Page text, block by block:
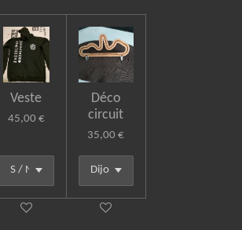
Veste
45,00 €
Déco
circuit
35,00 €